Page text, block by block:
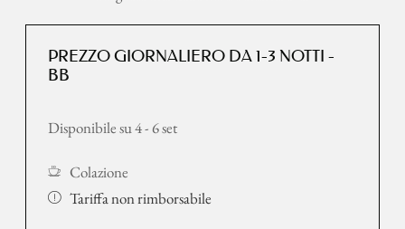
borsa wellness con teli per la sauna, morbidi accappatoi e
ciabattine e uno zaino per escursioni.
PREZZO GIORNALIERO DA 1-3 NOTTI -
BB
Disponibile su 4 - 6 set
Colazione
Tariffa non rimborsabile